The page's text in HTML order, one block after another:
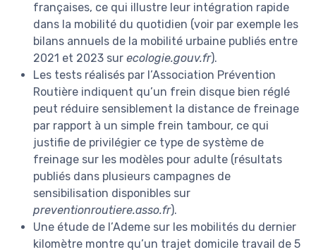
françaises, ce qui illustre leur intégration rapide
dans la mobilité du quotidien (voir par exemple les
bilans annuels de la mobilité urbaine publiés entre
2021 et 2023 sur ecologie.gouv.fr).
Les tests réalisés par l’Association Prévention
Routière indiquent qu’un frein disque bien réglé
peut réduire sensiblement la distance de freinage
par rapport à un simple frein tambour, ce qui
justifie de privilégier ce type de système de
freinage sur les modèles pour adulte (résultats
publiés dans plusieurs campagnes de
sensibilisation disponibles sur
preventionroutiere.asso.fr).
Une étude de l’Ademe sur les mobilités du dernier
kilomètre montre qu’un trajet domicile travail de 5